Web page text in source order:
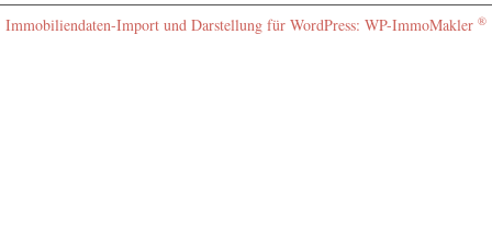
Immobiliendaten-Import und Darstellung für WordPress: WP-ImmoMakler ®